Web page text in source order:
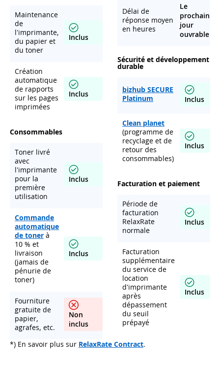
Maintenance
de
l'imprimante,
du papier et
du toner
Inclus
Création
automatique
de rapports
sur les pages
imprimées
Inclus
Consommables
Toner livré
avec
l'imprimante
pour la
première
utilisation
Inclus
Commande
automatique
de toner à
10 % et
livraison
(jamais de
pénurie de
toner)
Inclus
Fourniture
gratuite de
papier,
agrafes, etc.
Non
inclus
Délai de
réponse moyen
en heures
Le
prochain
jour
ouvrable
Sécurité et développement
durable
bizhub SECURE
Platinum
Inclus
Clean planet
(programme de
recyclage et de
retour des
consommables)
Inclus
Facturation et paiement
Période de
facturation
RelaxRate
normale
Inclus
Facturation
supplémentaire
du service de
location
d'imprimante
après
dépassement
du seuil
prépayé
Inclus
*) En savoir plus sur RelaxRate Contract.